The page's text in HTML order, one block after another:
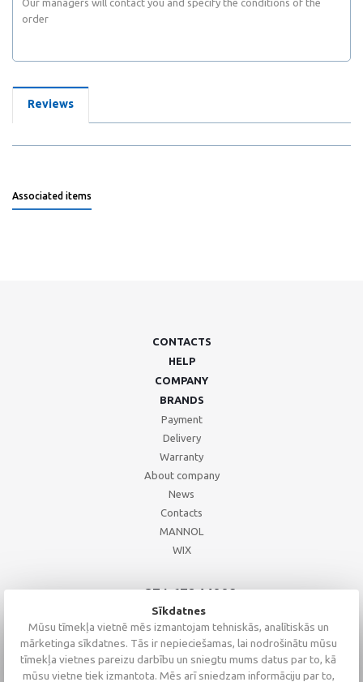
Our managers will contact you and specify the conditions of the
order
Reviews
Associated items
CONTACTS
HELP
COMPANY
BRANDS
Payment
Delivery
Warranty
About company
News
Contacts
MANNOL
WIX
+371 67244008
+371 67271055
+371 26002793
Sīkdatnes
Mūsu tīmekļa vietnē mēs izmantojam tehniskās, analītiskās un
mārketinga sīkdatnes. Tās ir nepieciešamas, lai nodrošinātu mūsu
tīmekļa vietnes pareizu darbību un sniegtu mums datus par to, kā
mūsu vietne tiek izmantota. Mēs arī sniedzam informāciju par to,